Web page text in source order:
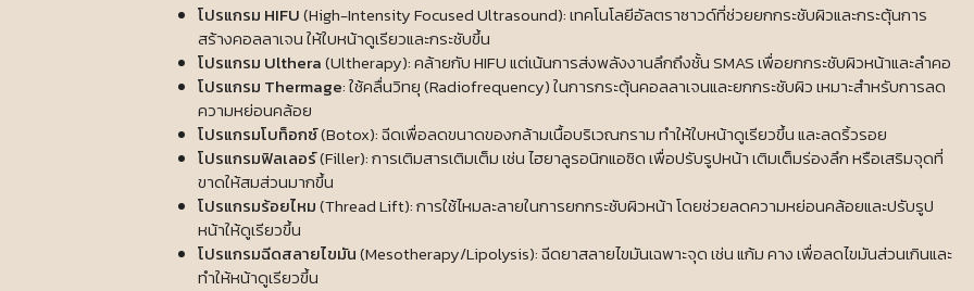
โปรแกรม HIFU(High-Intensity Focused Ultrasound): เทคโนโลยีอัลตราซาวด์ที่ช่วยยกกระชับผิวและกระตุ้นการ
สร้างคอลลาเจน ให้ใบหน้าดูเรียวและกระชับขึ้น
โปรแกรม Ulthera(Ultherapy): คล้ายกับ HIFU แต่เน้นการส่งพลังงานลึกถึงชั้น SMAS เพื่อยกกระชับผิวหน้าและลำคอ
โปรแกรม Thermage: ใช้คลื่นวิทยุ (Radiofrequency) ในการกระตุ้นคอลลาเจนและยกกระชับผิว เหมาะสำหรับการลด
ความหย่อนคล้อย
โปรแกรมโบท็อกซ์(Botox): ฉีดเพื่อลดขนาดของกล้ามเนื้อบริเวณกราม ทำให้ใบหน้าดูเรียวขึ้น และลดริ้วรอย
โปรแกรมฟิลเลอร์(Filler): การเติมสารเติมเต็ม เช่น ไฮยาลูรอนิกแอซิด เพื่อปรับรูปหน้า เติมเต็มร่องลึก หรือเสริมจุดที่
ขาดให้สมส่วนมากขึ้น
โปรแกรมร้อยไหม(Thread Lift): การใช้ไหมละลายในการยกกระชับผิวหน้า โดยช่วยลดความหย่อนคล้อยและปรับรูป
หน้าให้ดูเรียวขึ้น
โปรแกรมฉีดสลายไขมัน(Mesotherapy/Lipolysis): ฉีดยาสลายไขมันเฉพาะจุด เช่น แก้ม คาง เพื่อลดไขมันส่วนเกินและ
ทำให้หน้าดูเรียวขึ้น